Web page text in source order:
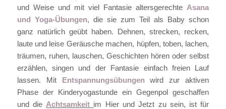
und Weise und mit viel Fantasie altersgerechte Asana
und Yoga-Übungen, die sie zum Teil als Baby schon
ganz natürlich geübt haben. Dehnen, strecken, recken,
laute und leise Geräusche machen, hüpfen, toben, lachen,
träumen, ruhen, lauschen, Geschichten hören oder selbst
erzählen, singen und der Fantasie einfach freien Lauf
lassen. Mit Entspannungsübungenwird zur aktiven
Phase der Kinderyogastunde ein Gegenpol geschaffen
und die Achtsamkeit im Hier und Jetzt zu sein, ist für